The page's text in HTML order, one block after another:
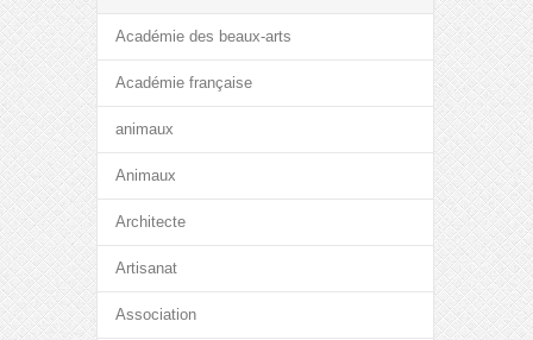
Académie des beaux-arts
Académie française
animaux
Animaux
Architecte
Artisanat
Association